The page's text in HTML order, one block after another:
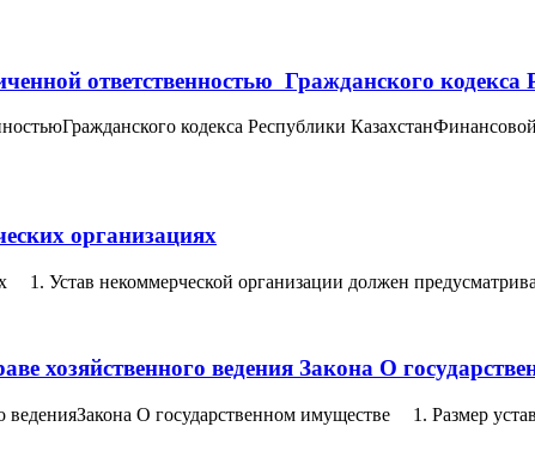
ответственностью Гражданского кодекса
кодекса Республики
организациях
1. Устав некоммерческой организации должен
хозяйственного ведения Закона О
О государственном имуществе 1. Размер